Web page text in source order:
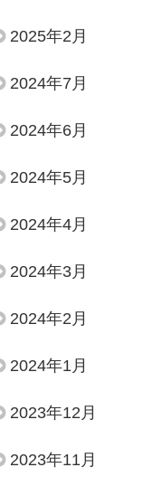
2025年2月
2024年7月
2024年6月
2024年5月
2024年4月
2024年3月
2024年2月
2024年1月
2023年12月
2023年11月